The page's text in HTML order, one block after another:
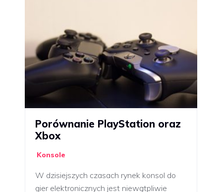
Porównanie PlayStation oraz
Xbox
Konsole
W dzisiejszych czasach rynek konsol do
gier elektronicznych jest niewątpliwie